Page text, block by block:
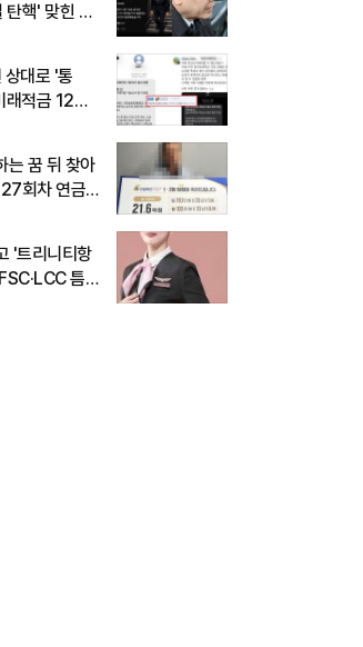
탄핵' 맞힌 무
상대로 '통
래적금 12%
는 꿈 뒤 찾아
회차 연금
'트리니티항
틈